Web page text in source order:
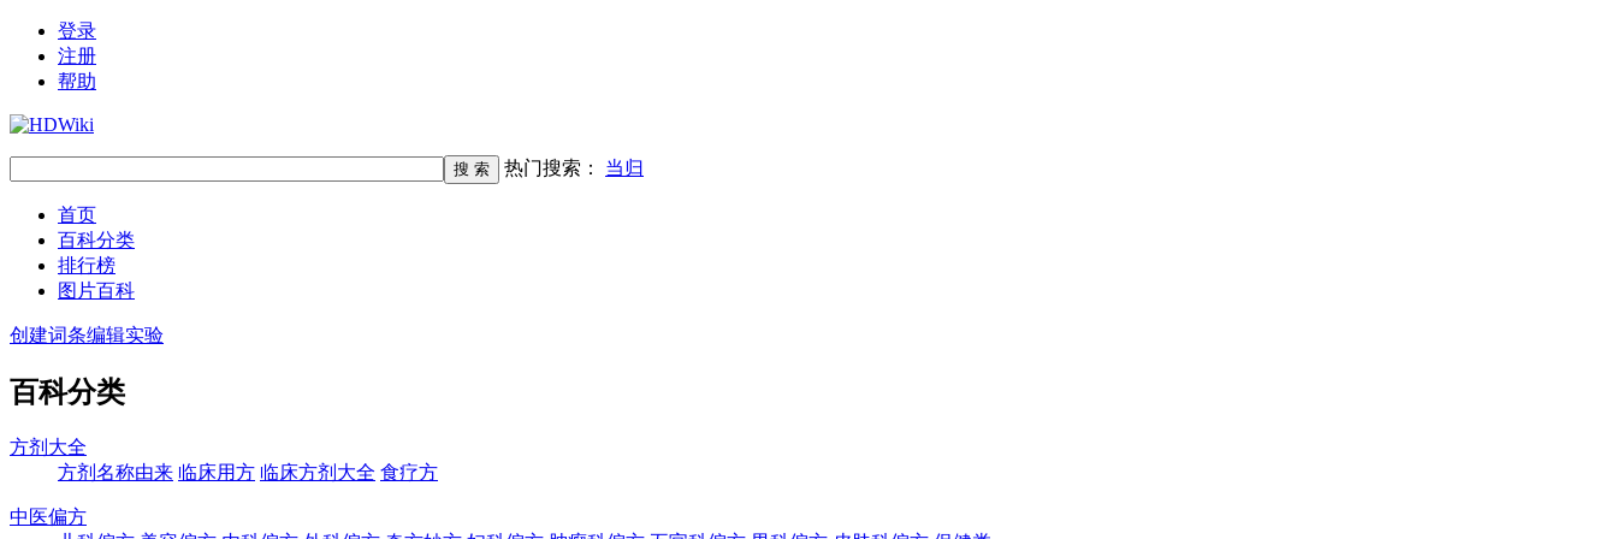
登录
注册
帮助
热门搜索： 当归
首页
百科分类
排行榜
图片百科
创建词条编辑实验
百科分类
方剂大全
方剂名称由来 临床用方 临床方剂大全 食疗方
中医偏方